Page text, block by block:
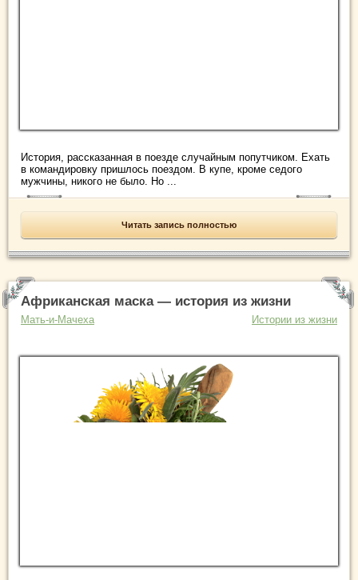
История, рассказанная в поезде случайным попутчиком. Ехать
в командировку пришлось поездом. В купе, кроме седого
мужчины, никого не было. Но ...
Читать запись полностью
Африканская маска — история из жизни
Мать-и-Мачеха Истории из жизни